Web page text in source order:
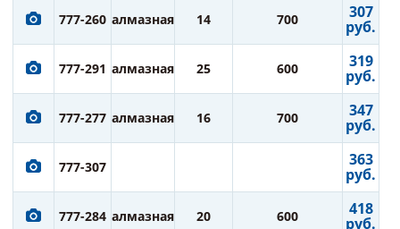
777-260 алмазная 14 700 307
руб.
777-291 алмазная 25 600 319
руб.
777-277 алмазная 16 700 347
руб.
777-307 363
руб.
777-284 алмазная 20 600 418
руб.